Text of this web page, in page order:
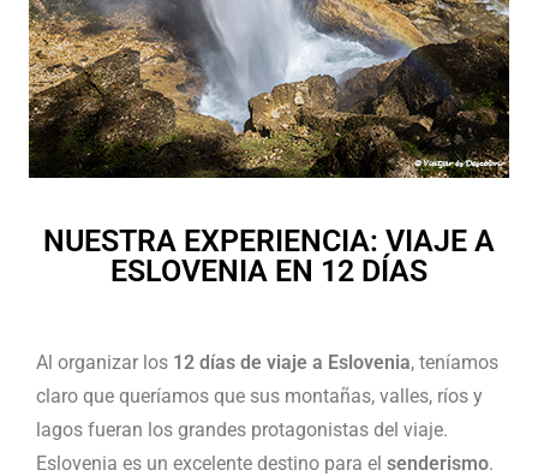
NUESTRA EXPERIENCIA: VIAJE A
ESLOVENIA EN 12 DÍAS
Al organizar los 12 días de viaje a Eslovenia, teníamos
claro que queríamos que sus montañas, valles, ríos y
lagos fueran los grandes protagonistas del viaje.
Eslovenia es un excelente destino para el senderismo.